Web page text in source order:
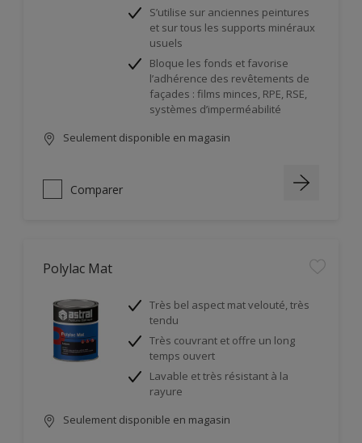
S’utilise sur anciennes peintures
et sur tous les supports minéraux
usuels
Bloque les fonds et favorise
l’adhérence des revêtements de
façades : films minces, RPE, RSE,
systèmes d’imperméabilité
Seulement disponible en magasin
Comparer
Polylac Mat
Très bel aspect mat velouté, très
tendu
Très couvrant et offre un long
temps ouvert
Lavable et très résistant à la
rayure
Seulement disponible en magasin